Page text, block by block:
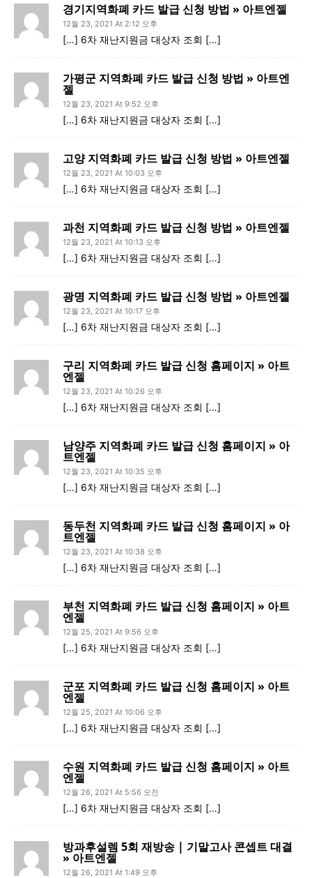
경기지역화폐 카드 발급 신청 방법 » 아트엔젤
12월 23, 2021 At 2:12 오후
[…] 6차 재난지원금 대상자 조회 […]
가평군 지역화폐 카드 발급 신청 방법 » 아트엔
젤
12월 23, 2021 At 9:52 오후
[…] 6차 재난지원금 대상자 조회 […]
고양 지역화폐 카드 발급 신청 방법 » 아트엔젤
12월 23, 2021 At 10:03 오후
[…] 6차 재난지원금 대상자 조회 […]
과천 지역화폐 카드 발급 신청 방법 » 아트엔젤
12월 23, 2021 At 10:13 오후
[…] 6차 재난지원금 대상자 조회 […]
광명 지역화폐 카드 발급 신청 방법 » 아트엔젤
12월 23, 2021 At 10:17 오후
[…] 6차 재난지원금 대상자 조회 […]
구리 지역화폐 카드 발급 신청 홈페이지 » 아트
엔젤
12월 23, 2021 At 10:26 오후
[…] 6차 재난지원금 대상자 조회 […]
남양주 지역화폐 카드 발급 신청 홈페이지 » 아
트엔젤
12월 23, 2021 At 10:35 오후
[…] 6차 재난지원금 대상자 조회 […]
동두천 지역화폐 카드 발급 신청 홈페이지 » 아
트엔젤
12월 23, 2021 At 10:38 오후
[…] 6차 재난지원금 대상자 조회 […]
부천 지역화폐 카드 발급 신청 홈페이지 » 아트
엔젤
12월 25, 2021 At 9:56 오후
[…] 6차 재난지원금 대상자 조회 […]
군포 지역화폐 카드 발급 신청 홈페이지 » 아트
엔젤
12월 25, 2021 At 10:06 오후
[…] 6차 재난지원금 대상자 조회 […]
수원 지역화폐 카드 발급 신청 홈페이지 » 아트
엔젤
12월 26, 2021 At 5:56 오전
[…] 6차 재난지원금 대상자 조회 […]
방과후설렘 5회 재방송 | 기말고사 콘셉트 대결
» 아트엔젤
12월 26, 2021 At 1:49 오후